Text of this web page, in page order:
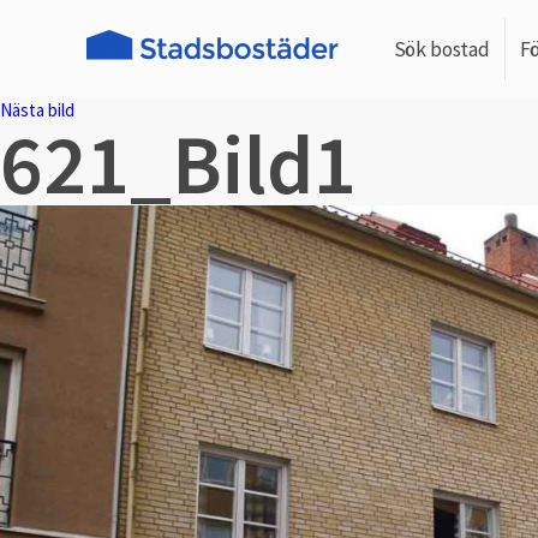
Sök bostad
Nästa bild
621_Bild1